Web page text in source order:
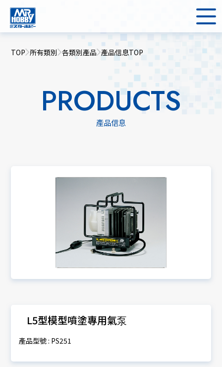
TOP 所有類別 各類別產品 產品信息TOP
PRODUCTS
產品信息
L5型模型噴塗專用氣泵
產品型號 : PS251